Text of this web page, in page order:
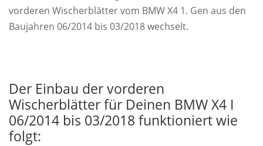
vorderen Wischerblätter vom BMW X4 1. Gen aus den
Baujahren 06/2014 bis 03/2018 wechselt.
Der Einbau der vorderen
Wischerblätter für Deinen BMW X4 I
06/2014 bis 03/2018 funktioniert wie
folgt: